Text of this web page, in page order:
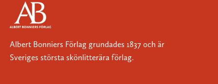
Albert Bonniers Förlag grundades 1837 och är
Sveriges största skönlitterära förlag.